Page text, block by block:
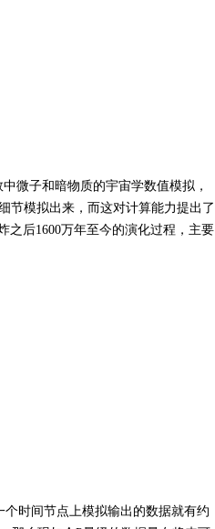
微子和暗物质的宇宙学数值模拟，
节模拟出来，而这对计算能力提出了
之后1600万年至今的演化过程，主要
时间节点上模拟输出的数据就有约